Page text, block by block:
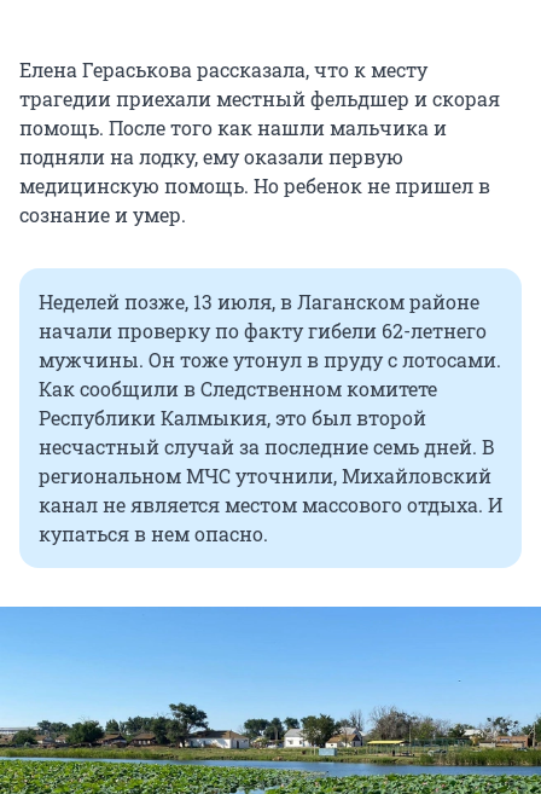
Елена Гераськова рассказала, что к месту
трагедии приехали местный фельдшер и скорая
помощь. После того как нашли мальчика и
подняли на лодку, ему оказали первую
медицинскую помощь. Но ребенок не пришел в
сознание и умер.
Неделей позже, 13 июля, в Лаганском районе
начали проверку по факту гибели 62-летнего
мужчины. Он тоже утонул в пруду с лотосами.
Как сообщили в Следственном комитете
Республики Калмыкия, это был второй
несчастный случай за последние семь дней. В
региональном МЧС уточнили, Михайловский
канал не является местом массового отдыха. И
купаться в нем опасно.